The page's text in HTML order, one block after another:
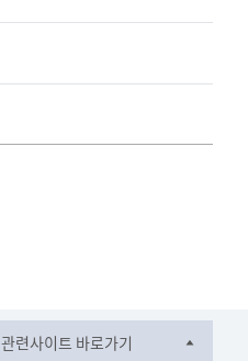
관련사이트 바로가기